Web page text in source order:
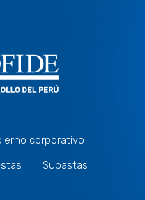
corporativo
Subastas